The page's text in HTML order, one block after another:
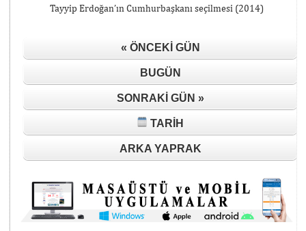
Tayyip Erdoğan’ın Cumhurbaşkanı seçilmesi (2014)
« ÖNCEKI GÜN
BUGÜN
SONRAKI GÜN »
TARIH
ARKA YAPRAK